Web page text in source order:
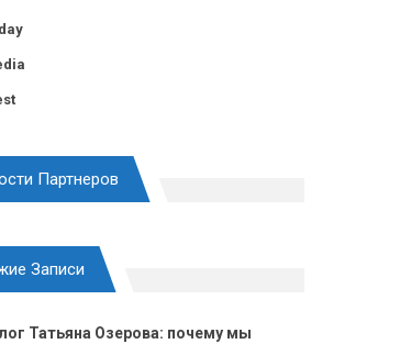
Партнеров
Записи
Татьяна Озерова: почему мы